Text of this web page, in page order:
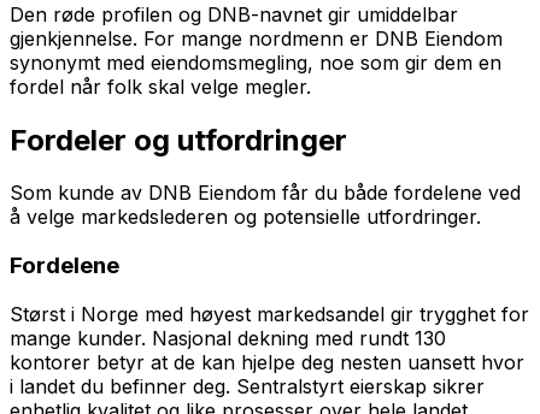
Den røde profilen og DNB-navnet gir umiddelbar
gjenkjennelse. For mange nordmenn er DNB Eiendom
synonymt med eiendomsmegling, noe som gir dem en
fordel når folk skal velge megler.
Fordeler og utfordringer
Som kunde av DNB Eiendom får du både fordelene ved
å velge markedslederen og potensielle utfordringer.
Fordelene
Størst i Norge med høyest markedsandel gir trygghet for
mange kunder. Nasjonal dekning med rundt 130
kontorer betyr at de kan hjelpe deg nesten uansett hvor
i landet du befinner deg. Sentralstyrt eierskap sikrer